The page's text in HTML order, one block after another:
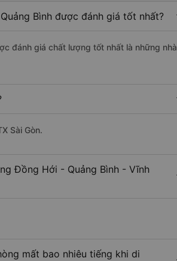
Bình được đánh giá tốt nhất?
đánh giá chất lượng tốt nhất là những nhà
Sài Gòn.
Đồng Hới - Quảng Bình - Vĩnh
mất bao nhiêu tiếng khi di